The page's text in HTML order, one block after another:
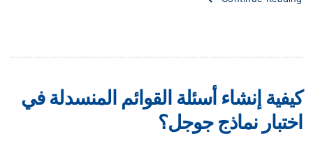
إنشاء أسئلة القوائم المنسدلة في
نماذج جوجل؟